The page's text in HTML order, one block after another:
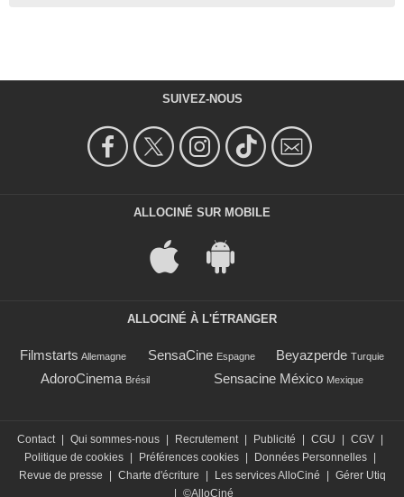
SUIVEZ-NOUS
ALLOCINÉ SUR MOBILE
ALLOCINÉ À L'ÉTRANGER
Filmstarts Allemagne SensaCine Espagne Beyazperde Turquie
AdoroCinema Brésil Sensacine México Mexique
Contact Qui sommes-nous Recrutement Publicité CGU CGV
Politique de cookies
Préférences cookies Données Personnelles
Revue de presse
Charte d'écriture Les services AlloCiné
Gérer Utiq
©AlloCiné